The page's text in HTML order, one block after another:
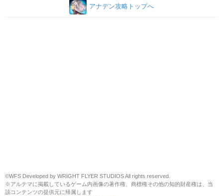
アナデン攻略トップへ
©WFS Developed by WRIGHT FLYER STUDIOS All rights reserved.
※アルテマに掲載しているゲーム内画像の著作権、商標権その他の知的財産権は、当
該コンテンツの提供元に帰属します